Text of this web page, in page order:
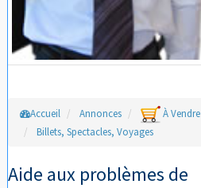
Accueil Annonces À Vendre
Billets, Spectacles, Voyages
Aide aux problèmes de